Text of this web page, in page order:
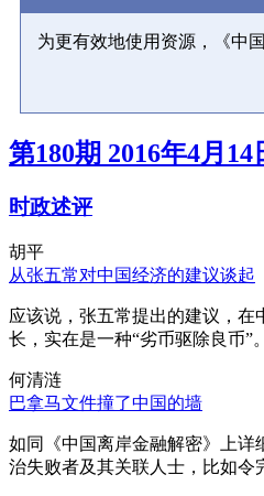
为更有效地使用资源，《中
第180期 2016年4月14
时政述评
胡平
从张五常对中国经济的建议谈起
应该说，张五常提出的建议，
长，实在是一种“劣币驱除良币
何清涟
巴拿马文件撞了中国的墙
如同《中国离岸金融解密》上详
治失败者及其关联人士，比如令